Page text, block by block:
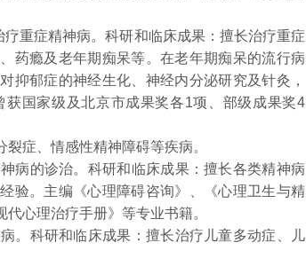
重症精神病。科研和临床成果：擅长治疗重症
药瘾及老年期痴呆等。在老年期痴呆的流行病
抑郁症的神经生化、神经内分泌研究及针灸，
国家级及北京市成果奖各1项、部级成果奖4
症、情感性精神障碍等疾病。
病的诊治。科研和临床成果：擅长各类精神病
验。主编《心理障碍咨询》、《心理卫生与精
心理治疗手册》等专业书籍。
。科研和临床成果：擅长治疗儿童多动症、儿